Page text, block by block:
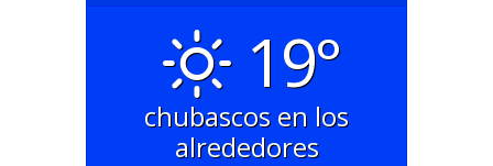
19°
chubascos en los
alrededores